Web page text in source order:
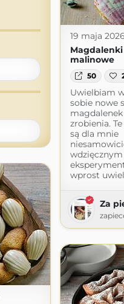
19 maja 2026
malinowe
50
Uwielbiam
sobie nowe
zrobienia.
są dla mnie
wprost
Za